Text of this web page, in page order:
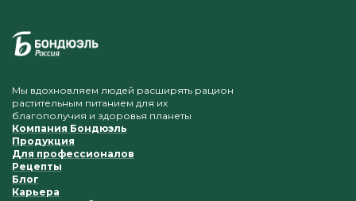
Мы вдохновляем людей расширять рацион
растительным питанием для их
благополучия и здоровья планеты
Компания Бондюэль
Продукция
Для профессионалов
Рецепты
Блог
Карьера